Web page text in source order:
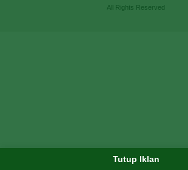
All Rights Reserved
Tutup Iklan